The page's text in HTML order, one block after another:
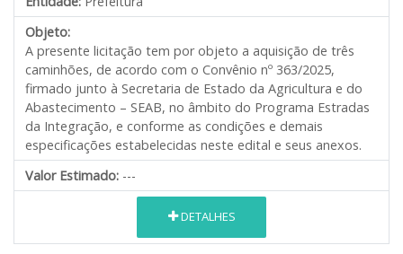
Objeto:
A presente licitação tem por objeto a aquisição de três
caminhões, de acordo com o Convênio nº 363/2025,
firmado junto à Secretaria de Estado da Agricultura e do
Abastecimento – SEAB, no âmbito do Programa Estradas
da Integração, e conforme as condições e demais
especificações estabelecidas neste edital e seus anexos.
Valor Estimado: ---
DETALHES